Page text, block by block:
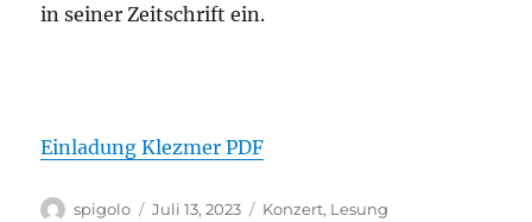
in seiner Zeitschrift ein.
Einladung Klezmer PDF
Autor
spigolo
Veröffentlicht
Juli 13, 2023 Kategorien
Konzert, Lesung